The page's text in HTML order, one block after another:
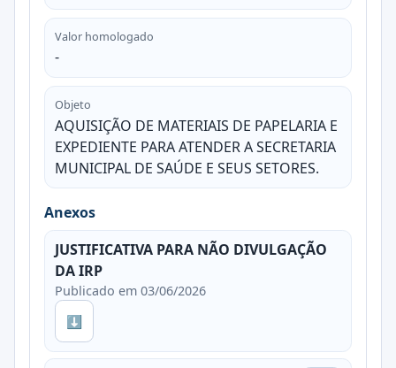
Valor homologado
-
Objeto
AQUISIÇÃO DE MATERIAIS DE PAPELARIA E
EXPEDIENTE PARA ATENDER A SECRETARIA
MUNICIPAL DE SAÚDE E SEUS SETORES.
Anexos
JUSTIFICATIVA PARA NÃO DIVULGAÇÃO
DA IRP
Publicado em 03/06/2026
⬇